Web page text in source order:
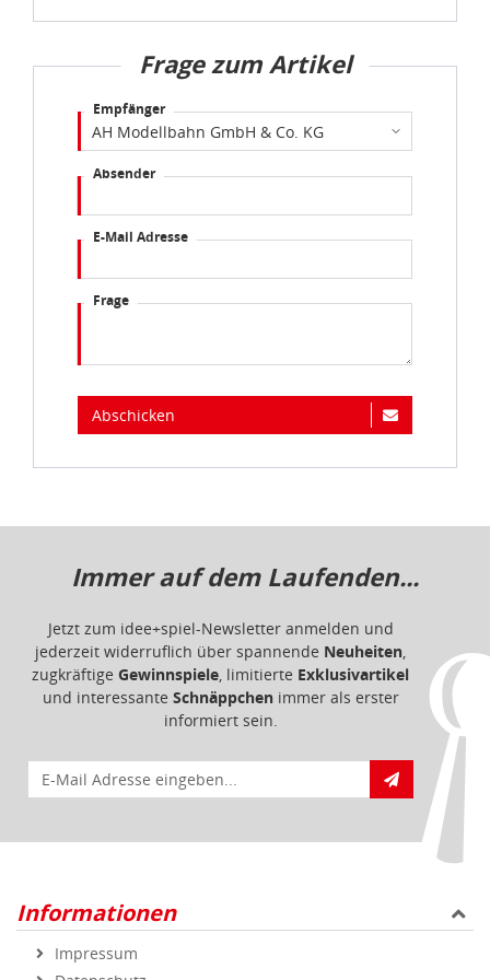
Frage zum Artikel
Empfänger
Absender
E-Mail Adresse
Frage
Abschicken
Immer auf dem Laufenden...
Jetzt zum idee+spiel-Newsletter anmelden und
jederzeit widerruflich über spannende Neuheiten,
zugkräftige Gewinnspiele, limitierte Exklusivartikel
und interessante Schnäppchenimmer als erster
informiert sein.
E-Mail für Newsletteranmeldung
Informationen
Impressum